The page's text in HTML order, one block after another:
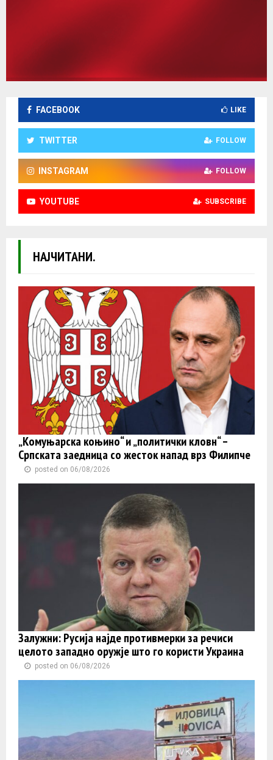
FACEBOOK LIKE
TWITTER FOLLOW
INSTAGRAM FOLLOW
YOUTUBE SUBSCRIBE
НАЈЧИТАНИ.
„Комуњарска коњино“ и „политички кловн“ –
Српската заедница со жесток напад врз Филипче
posted on 06/08/2026
Залужни: Русија најде противмерки за речиси
целото западно оружје што го користи Украина
posted on 06/08/2026